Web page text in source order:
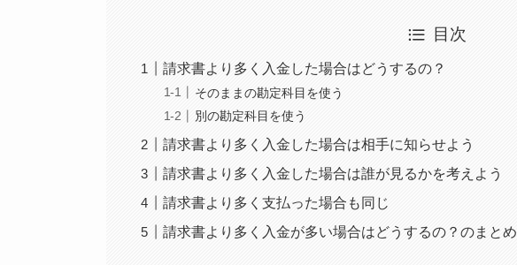
目次
請求書より多く入金した場合はどうするの？
そのままの勘定科目を使う
別の勘定科目を使う
請求書より多く入金した場合は相手に知らせよう
請求書より多く入金した場合は誰が見るかを考えよう
請求書より多く支払った場合も同じ
請求書より多く入金が多い場合はどうするの？のまとめ